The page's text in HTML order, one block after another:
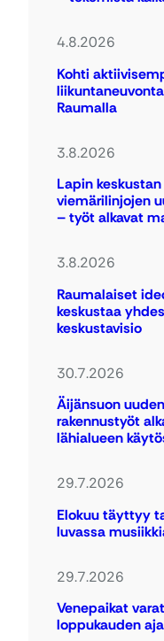
4.8.2026
Kohti
Raumalla
3.8.2026
Lapin
viemärilinjojen
– työt alkavat
3.8.2026
Raumalaiset
keskustaa
keskustavisio
30.7.2026
Äijänsuon
rakennustyöt
lähialueen
29.7.2026
Elokuu täyttyy
luvassa
29.7.2026
Venepaikat
loppukauden